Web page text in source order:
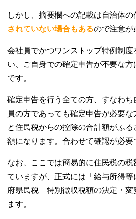
しかし、摘要欄への記載は自治体の
されていない場合もあるので注意が
会社員でかつワンストップ特例制
い、ご自身での確定申告が不要な方
です。
確定申告を行う全ての方、すなわち
員の方であっても確定申告が必要
と住民税からの控除の合計額がふ
額になります。合わせて確認が必要
なお、ここでは簡易的に住民税の税
ていますが、正式には「給与所得等
府県民税 特別徴収税額の決定・変
ます。